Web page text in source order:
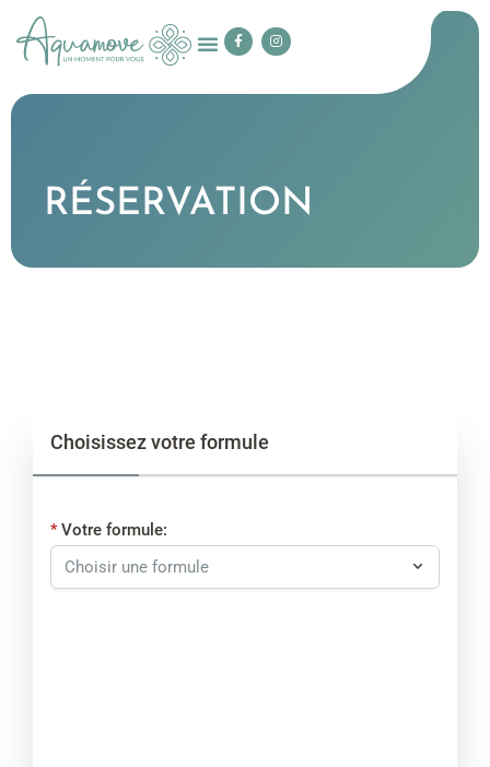
RÉSERVATION
Choisissez votre formule
Votre formule: